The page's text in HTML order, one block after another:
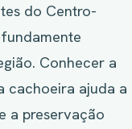
do Centro-
Conhecer a
cachoeira ajuda a
a preservação